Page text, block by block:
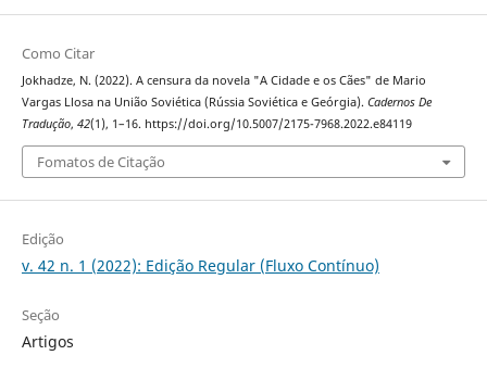
Como Citar
Jokhadze, N. (2022). A censura da novela "A Cidade e os Cães" de Mario
Vargas Llosa na União Soviética (Rússia Soviética e Geórgia). Cadernos De
Tradução, 42(1), 1–16. https://doi.org/10.5007/2175-7968.2022.e84119
Fomatos de Citação
Edição
v. 42 n. 1 (2022): Edição Regular (Fluxo Contínuo)
Seção
Artigos